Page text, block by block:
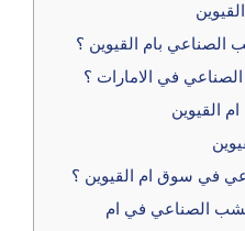
بام القيوين ؟
في الامارات ؟
القيوين
في سوق ام القيوين ؟
الصناعي في ام